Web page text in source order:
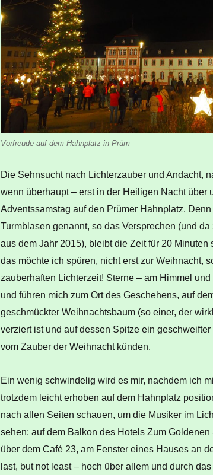
Vorfreude auf dem Hahnplatz in Prüm
Die Sehnsucht nach Lichterzauber und Andacht,
wenn überhaupt – erst in der Heiligen Nacht über
Adventssamstag auf den Prümer Hahnplatz.
Turmblasen genannt, so das Versprechen (und
aus dem Jahr 2015), bleibt die Zeit für 20 Minuten
das möchte ich spüren, nicht erst zur Weihnacht,
zauberhaften Lichterzeit! Sterne – am Himmel
und führen mich zum Ort des Geschehens, auf
geschmückter Weihnachtsbaum (so einer, der
verziert ist und auf dessen Spitze ein
vom Zauber der Weihnacht künden.
Ein wenig schwindelig wird es mir, nachdem ich
trotzdem leicht erhoben auf dem Hahnplatz
nach allen Seiten schauen, um die Musiker im
sehen: auf dem Balkon des Hotels Zum
über dem Café 23, am Fenster eines Hauses an
last, but not least – hoch über allem und durch